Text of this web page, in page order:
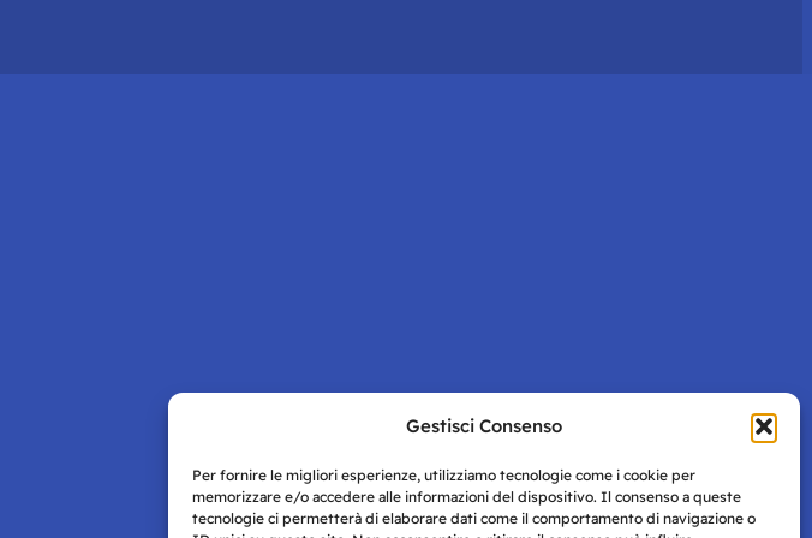
Gestisci Consenso
Per fornire le migliori esperienze, utilizziamo tecnologie come i cookie per
memorizzare e/o accedere alle informazioni del dispositivo. Il consenso a queste
tecnologie ci permetterà di elaborare dati come il comportamento di navigazione o